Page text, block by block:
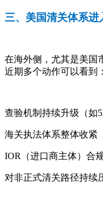
三、美国清关体系进
在海外侧，尤其是美国
近期多个动作可以看到：
查验机制持续升级（如
海关执法体系整体收紧
IOR（进口商主体）合
对非正式清关路径持续